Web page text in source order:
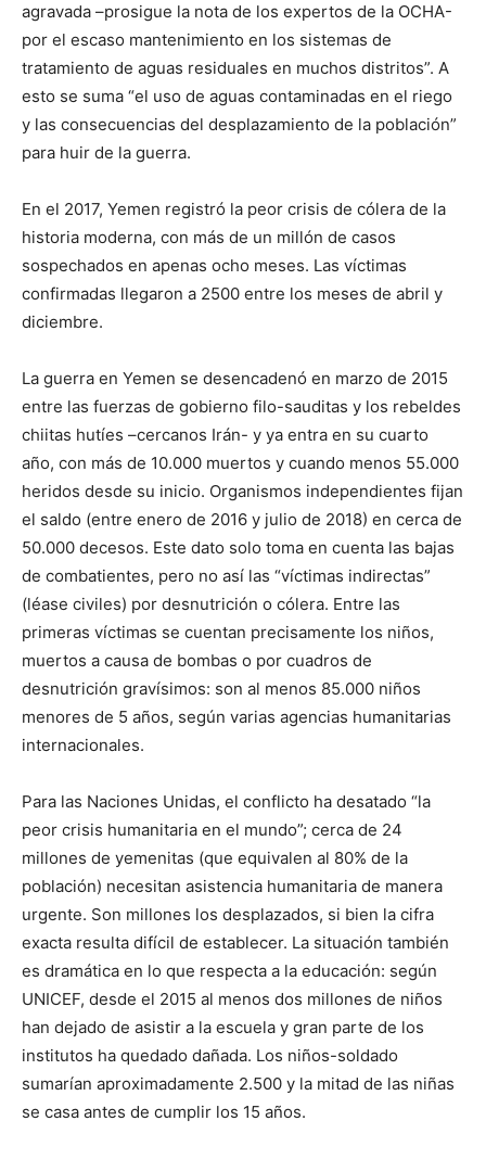
agravada –prosigue la nota de los expertos de la OCHA-
por el escaso mantenimiento en los sistemas de
tratamiento de aguas residuales en muchos distritos”. A
esto se suma “el uso de aguas contaminadas en el riego
y las consecuencias del desplazamiento de la población”
para huir de la guerra.
En el 2017, Yemen registró la peor crisis de cólera de la
historia moderna, con más de un millón de casos
sospechados en apenas ocho meses. Las víctimas
confirmadas llegaron a 2500 entre los meses de abril y
diciembre.
La guerra en Yemen se desencadenó en marzo de 2015
entre las fuerzas de gobierno filo-sauditas y los rebeldes
chiitas hutíes –cercanos Irán- y ya entra en su cuarto
año, con más de 10.000 muertos y cuando menos 55.000
heridos desde su inicio. Organismos independientes fijan
el saldo (entre enero de 2016 y julio de 2018) en cerca de
50.000 decesos. Este dato solo toma en cuenta las bajas
de combatientes, pero no así las “víctimas indirectas”
(léase civiles) por desnutrición o cólera. Entre las
primeras víctimas se cuentan precisamente los niños,
muertos a causa de bombas o por cuadros de
desnutrición gravísimos: son al menos 85.000 niños
menores de 5 años, según varias agencias humanitarias
internacionales.
Para las Naciones Unidas, el conflicto ha desatado “la
peor crisis humanitaria en el mundo”; cerca de 24
millones de yemenitas (que equivalen al 80% de la
población) necesitan asistencia humanitaria de manera
urgente. Son millones los desplazados, si bien la cifra
exacta resulta difícil de establecer. La situación también
es dramática en lo que respecta a la educación: según
UNICEF, desde el 2015 al menos dos millones de niños
han dejado de asistir a la escuela y gran parte de los
institutos ha quedado dañada. Los niños-soldado
sumarían aproximadamente 2.500 y la mitad de las niñas
se casa antes de cumplir los 15 años.